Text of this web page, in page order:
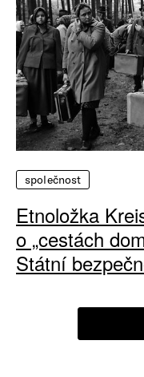
společnost
Etnoložka
o „cestách
Státní